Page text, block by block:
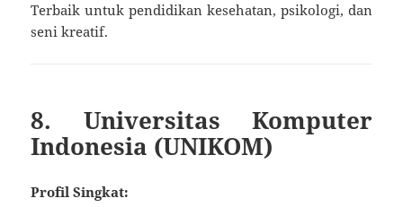
Terbaik untuk pendidikan kesehatan, psikologi, dan
seni kreatif.
8. Universitas Komputer
Indonesia (UNIKOM)
Profil Singkat: